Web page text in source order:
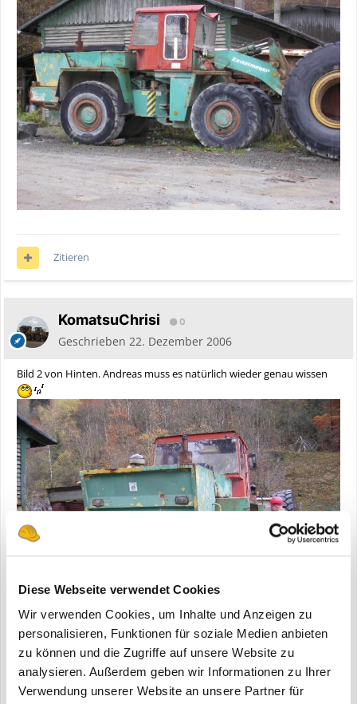
Diese Webseite verwendet Cookies
Wir verwenden Cookies, um Inhalte und Anzeigen zu
personalisieren, Funktionen für soziale Medien anbieten
zu können und die Zugriffe auf unsere Website zu
analysieren. Außerdem geben wir Informationen zu Ihrer
Verwendung unserer Website an unsere Partner für
Zitieren
KomatsuChrisi 0
Geschrieben 22. Dezember 2006
Bild 2 von Hinten. Andreas muss es natürlich wieder genau wissen
Zitieren